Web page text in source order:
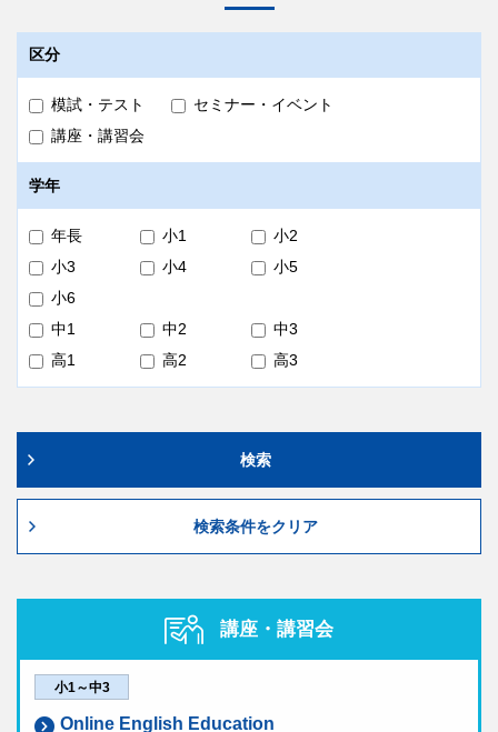
区分
模試・テスト
セミナー・イベント
講座・講習会
学年
年長 小1
小2
小3
小4
小5
小6
中1
中2
中3
高1
高2 高3
検索
検索条件をクリア
講座・講習会
小1～中3
Online English Education